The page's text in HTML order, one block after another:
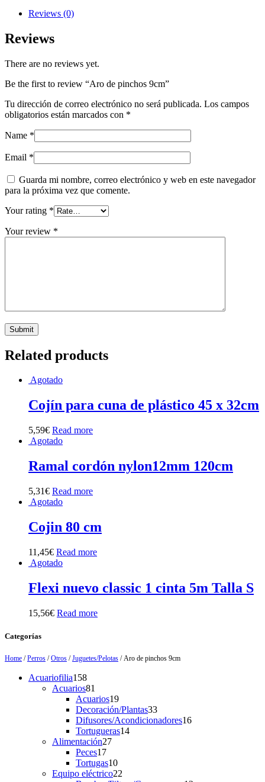
Reviews (0)
Reviews
There are no reviews yet.
Be the first to review “Aro de pinchos 9cm”
Tu dirección de correo electrónico no será publicada. Los campos
obligatorios están marcados con *
Name *
Email *
Guarda mi nombre, correo electrónico y web en este navegador
para la próxima vez que comente.
Your rating *
Your review *
Related products
Agotado
Cojín para cuna de plástico 45 x 32cm
5,59€ Read more
Agotado
Ramal cordón nylon12mm 120cm
5,31€ Read more
Agotado
Cojin 80 cm
11,45€ Read more
Agotado
Flexi nuevo classic 1 cinta 5m Talla S
15,56€ Read more
Categorías
Home /Perros /Otros /Juguetes/Pelotas / Aro de pinchos 9cm
Acuariofilia158158
products
Acuarios81
products
Acuarios1919
products
Decoración/Plantas3333
products
Difusores/Acondicionadores1616
Tortugueras1414
Alimentación2727
Peces1717
products
Tortugas1010
products
Equipo eléctrico22